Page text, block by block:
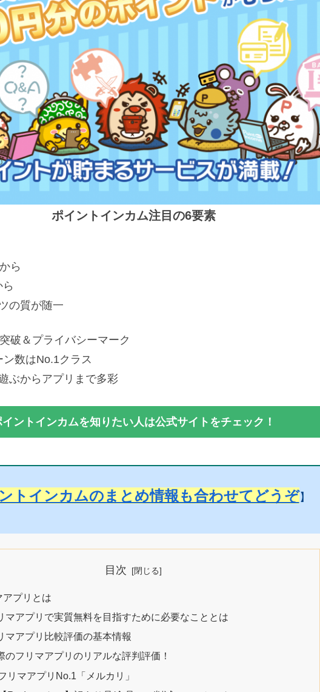
ポイントインカム注目の6要素
ら
の質が随一
破＆プライバシーマーク
ン数はNo.1クラス
ぶからアプリまで多彩
イントインカムを知りたい人は公式サイトをチェック！
トインカムのまとめ情報も合わせてどうぞ】
目次
アプリとは
マアプリで実質無料を目指すために必要なこととは
マアプリ比較評価の基本情報
のフリマアプリのリアルな評判評価！
リマアプリNo.1「メルカリ」